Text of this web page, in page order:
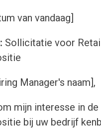
van vandaag]
Sollicitatie voor
Manager's naam],
mijn interesse in de
bij uw bedrijf